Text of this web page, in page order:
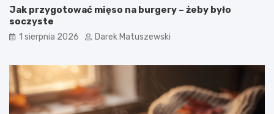
Jak przygotować mięso na burgery – żeby było
soczyste
1 sierpnia 2026 Darek Matuszewski